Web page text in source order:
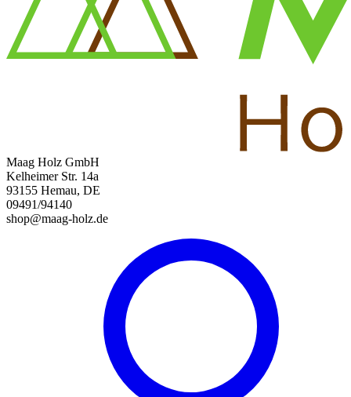
Maag Holz GmbH
Kelheimer Str. 14a
93155 Hemau, DE
09491/94140
shop@maag-holz.de